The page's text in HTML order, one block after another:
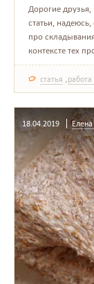
Дорогие
статьи,
про
контексте тех
статья ,работа
18.04.2019